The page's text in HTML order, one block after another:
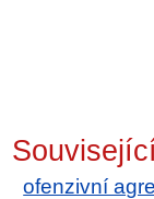
ofenzivní